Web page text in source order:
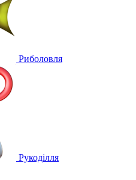
Риболовля
Рукоділля